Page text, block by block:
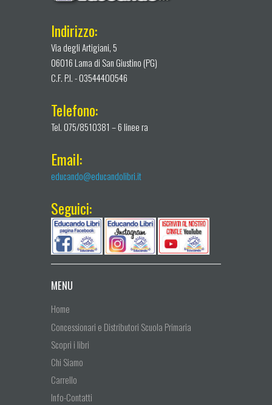
Indirizzo:
Via degli Artigiani, 5
06016 Lama di San Giustino (PG)
C.F. P.I. - 03544400546
Telefono:
Tel. 075/8510381 – 6 linee ra
Email:
educando@educandolibri.it
Seguici:
MENU
Home
Concessionari e Distributori Scuola Primaria
Scopri i libri
Chi Siamo
Carrello
Info-Contatti